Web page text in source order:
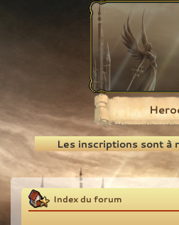
Recherche
Les inscriptions sont à
Index du forum